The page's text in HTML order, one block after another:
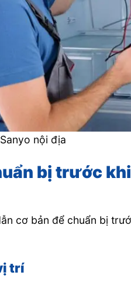
nội địa
bị trước
cơ bản để chuẩn bị
trí